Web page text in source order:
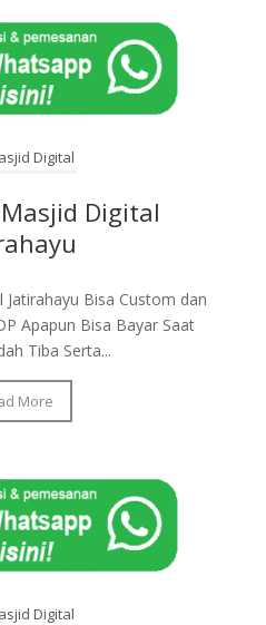
Digital
Digital
Bisa Custom dan
Apapun Bisa Bayar Saat
Tiba Serta...
More
Digital